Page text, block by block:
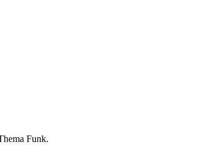
Funk.